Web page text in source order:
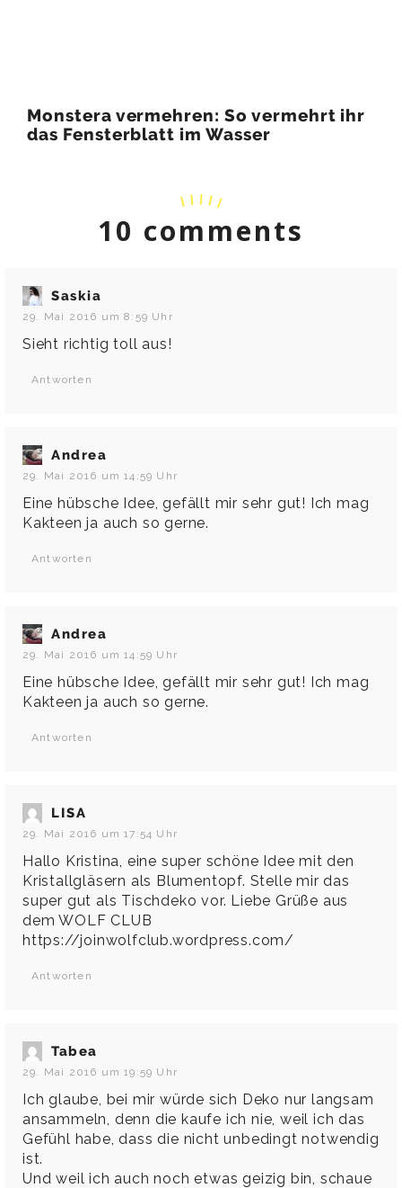
Monstera vermehren: So vermehrt ihr
das Fensterblatt im Wasser
10 comments
Saskia
29. Mai 2016 um 8:59 Uhr
Sieht richtig toll aus!
Antworten
Andrea
29. Mai 2016 um 14:59 Uhr
Eine hübsche Idee, gefällt mir sehr gut! Ich mag
Kakteen ja auch so gerne.
Antworten
Andrea
29. Mai 2016 um 14:59 Uhr
Eine hübsche Idee, gefällt mir sehr gut! Ich mag
Kakteen ja auch so gerne.
Antworten
LISA
29. Mai 2016 um 17:54 Uhr
Hallo Kristina, eine super schöne Idee mit den
Kristallgläsern als Blumentopf. Stelle mir das
super gut als Tischdeko vor. Liebe Grüße aus
dem WOLF CLUB
https://joinwolfclub.wordpress.com/
Antworten
Tabea
29. Mai 2016 um 19:59 Uhr
Ich glaube, bei mir würde sich Deko nur langsam
ansammeln, denn die kaufe ich nie, weil ich das
Gefühl habe, dass die nicht unbedingt notwendig
ist.
Und weil ich auch noch etwas geizig bin, schaue